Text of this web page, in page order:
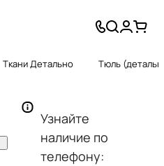
Ткани Детально Тюль
Узнайте
наличие по
телефону: